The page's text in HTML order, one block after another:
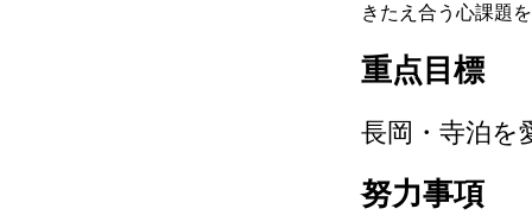
きたえ合う心課題
重点目標
長岡・寺泊を
努力事項